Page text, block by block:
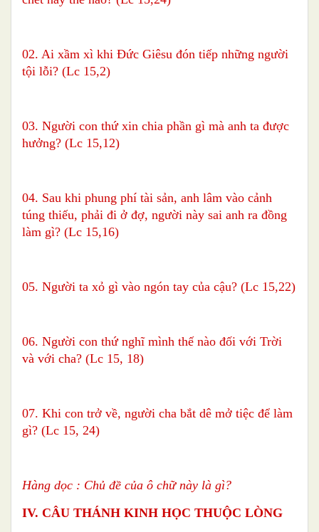
02. Ai xầm xì khi Đức Giêsu đón tiếp những người
tội lỗi? (Lc 15,2)
03. Người con thứ xin chia phần gì mà anh ta được
hưởng? (Lc 15,12)
04. Sau khi phung phí tài sản, anh lâm vào cảnh
túng thiếu, phải đi ở đợ, người này sai anh ra đồng
làm gì? (Lc 15,16)
05. Người ta xỏ gì vào ngón tay của cậu? (Lc 15,22)
06. Người con thứ nghĩ mình thế nào đối với Trời
và với cha? (Lc 15, 18)
07. Khi con trở về, người cha bắt dê mở tiệc để làm
gì? (Lc 15, 24)
Hàng dọc : Chủ đề của ô chữ này là gì?
IV. CÂU THÁNH KINH HỌC THUỘC LÒNG